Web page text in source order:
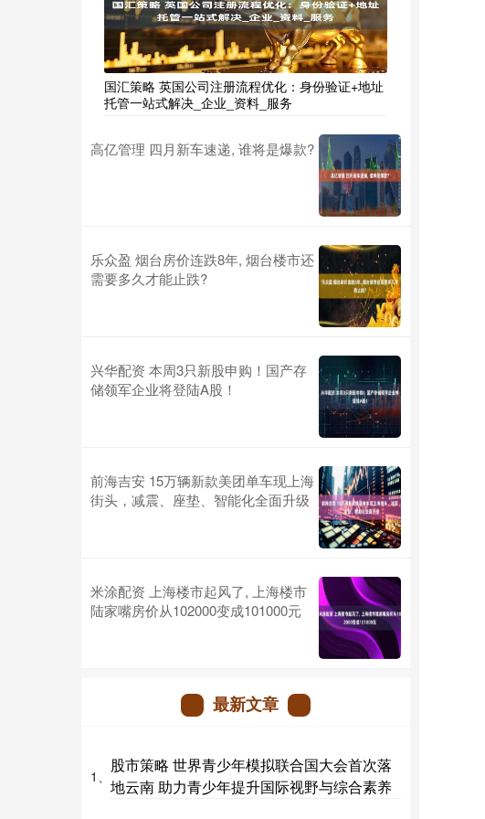
国汇策略 英国公司注册流程优化：身份验证+地址
托管一站式解决_企业_资料_服务
高亿管理 四月新车速递, 谁将是爆款?
乐众盈 烟台房价连跌8年, 烟台楼市还
需要多久才能止跌?
兴华配资 本周3只新股申购！国产存
储领军企业将登陆A股！
前海吉安 15万辆新款美团单车现上海
街头，减震、座垫、智能化全面升级
米涂配资 上海楼市起风了, 上海楼市
陆家嘴房价从102000变成101000元
最新文章
1、
股市策略 世界青少年模拟联合国大会首次落
地云南 助力青少年提升国际视野与综合素养